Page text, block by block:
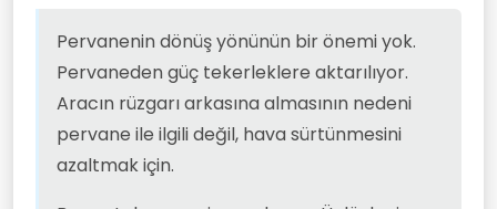
ne yönden eserse essin pervane
dönüyor ve gücü su pervanesine
aktarıyor. Rüzgara karşı bile
gidebilir.
isteyeceğim bir proje. Böyle
hayallerini gerçekleştirecek
olanakları olanları kıskanıyorum
ama yapacak bir şey yok.
Pervanenin dönüş yönünün bir önemi yok.
Pervaneden güç tekerleklere aktarılıyor.
Aracın rüzgarı arkasına almasının nedeni
pervane ile ilgili değil, hava sürtünmesini
azaltmak için.